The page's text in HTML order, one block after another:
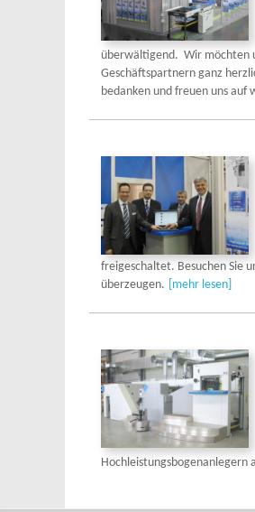
überwältigend. Wir möchten
Geschäftspartnern ganz
bedanken und freuen uns
freigeschaltet. Besuchen Sie
überzeugen.
[mehr lesen]
Hochleistungsbogenanlegern